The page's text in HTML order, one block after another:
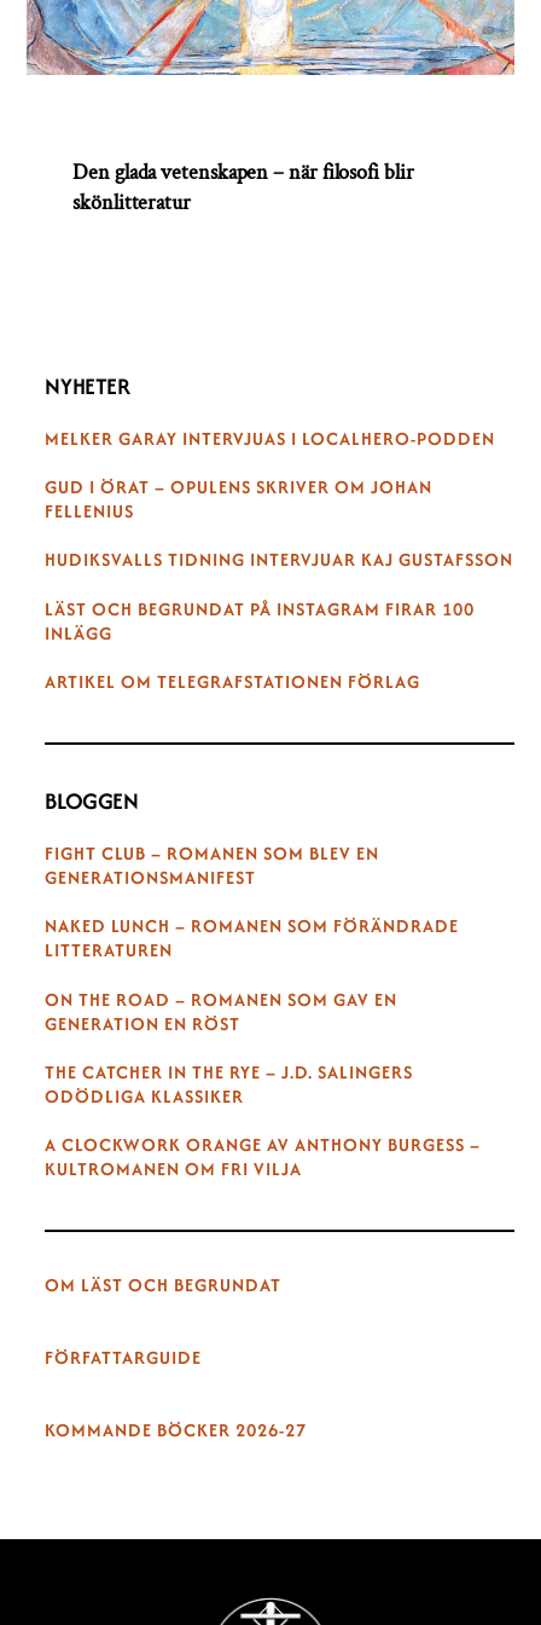
Den glada vetenskapen – när filosofi blir
skönlitteratur
NYHETER
MELKER GARAY INTERVJUAS I LOCALHERO-PODDEN
GUD I ÖRAT – OPULENS SKRIVER OM JOHAN
FELLENIUS
HUDIKSVALLS TIDNING INTERVJUAR KAJ GUSTAFSSON
LÄST OCH BEGRUNDAT PÅ INSTAGRAM FIRAR 100
INLÄGG
ARTIKEL OM TELEGRAFSTATIONEN FÖRLAG
BLOGGEN
FIGHT CLUB – ROMANEN SOM BLEV EN
GENERATIONSMANIFEST
NAKED LUNCH – ROMANEN SOM FÖRÄNDRADE
LITTERATUREN
ON THE ROAD – ROMANEN SOM GAV EN
GENERATION EN RÖST
THE CATCHER IN THE RYE – J.D. SALINGERS
ODÖDLIGA KLASSIKER
A CLOCKWORK ORANGE AV ANTHONY BURGESS –
KULTROMANEN OM FRI VILJA
OM LÄST OCH BEGRUNDAT
FÖRFATTARGUIDE
KOMMANDE BÖCKER 2026-27
Back